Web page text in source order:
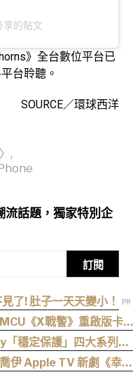
享的貼文
》全台數位平台已
台聆聽。
SOURCE／環球西洋
,
流話題，獨家特別企
訂閱
了! 肚子一天天變小！
《X戰警》重啟版卡
爆料整理
穩定保護」四大系列鞋
伊 Apple TV 新劇《幸運